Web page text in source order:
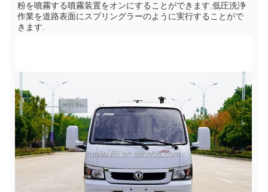
粉を噴霧する噴霧装置をオンにすることができます.低圧洗浄
作業を道路表面にスプリングラーのように実行することがで
きます.